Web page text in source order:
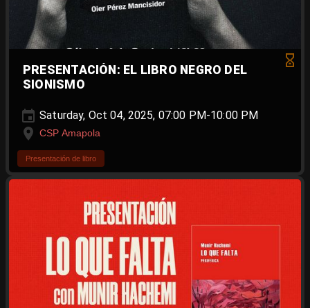
PRESENTACIÓN: EL LIBRO NEGRO DEL
SIONISMO
Saturday, Oct 04, 2025, 07:00 PM-10:00 PM
CSP Amapola
Presentación de libro